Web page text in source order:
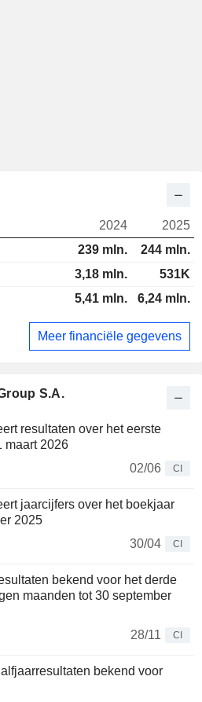
S.A.
resultaten over het eerste
maart 2026
02/06
CI
jaarcijfers over het boekjaar
2025
30/04
CI
bekend voor het derde
maanden tot 30 september
28/11
CI
bekend voor
2024
2025
239 mln.
244 mln.
3,18 mln.
531K
5,41 mln. 6,24 mln.
Meer financiële gegevens